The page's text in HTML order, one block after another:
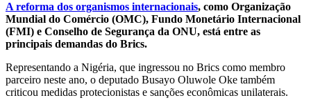
A reforma dos organismos internacionais, como Organização
Mundial do Comércio (OMC), Fundo Monetário Internacional
(FMI) e Conselho de Segurança da ONU, está entre as
principais demandas do Brics.
Representando a Nigéria, que ingressou no Brics como membro
parceiro neste ano, o deputado Busayo Oluwole Oke também
criticou medidas protecionistas e sanções econômicas unilaterais.